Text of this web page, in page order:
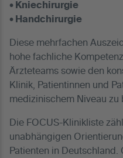
• Kniechirurgie
• Handchirurgie
Diese mehrfachen
hohe fachliche
Ärzteteams sowie den
Klinik, Patientinnen und
medizinischem Niveau zu
Die FOCUS-Klinikliste
unabhängigen
Patienten in